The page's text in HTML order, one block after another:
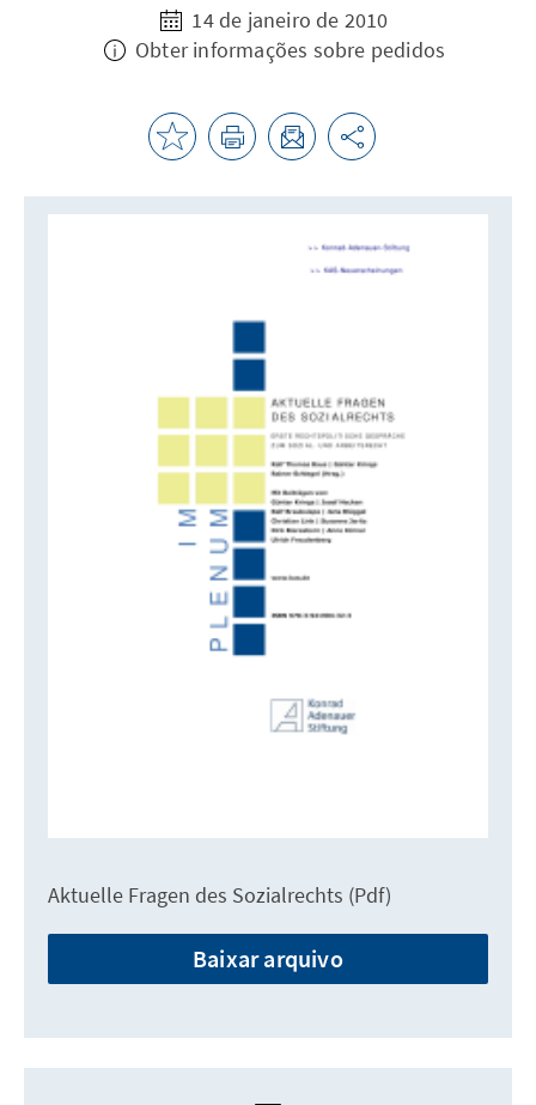
14 de janeiro de 2010
Obter informações sobre pedidos
Aktuelle Fragen des Sozialrechts (Pdf)
Baixar arquivo